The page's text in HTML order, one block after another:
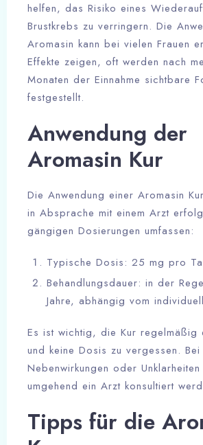
helfen, das Risiko eines
Brustkrebs zu verringern. Die
Aromasin kann bei vielen Frauen
Effekte zeigen, oft werden nach
Monaten der Einnahme sichtbare
festgestellt.
Anwendung der
Aromasin Kur
Die Anwendung einer Aromasin
in Absprache mit einem Arzt
gängigen Dosierungen umfassen:
Typische Dosis: 25 mg pro
Behandlungsdauer: in der
Jahre, abhängig vom
Es ist wichtig, die Kur regelmäßig
und keine Dosis zu vergessen. Bei
Nebenwirkungen oder
umgehend ein Arzt konsultiert
Tipps für die